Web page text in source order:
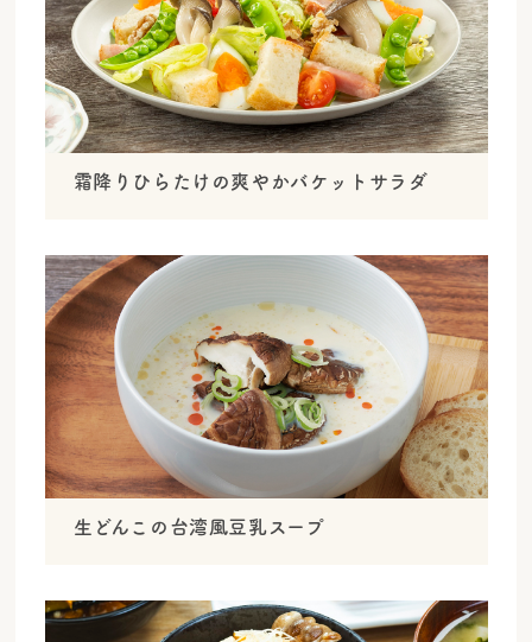
霜降りひらたけの爽やかバケットサラダ
生どんこの台湾風豆乳スープ